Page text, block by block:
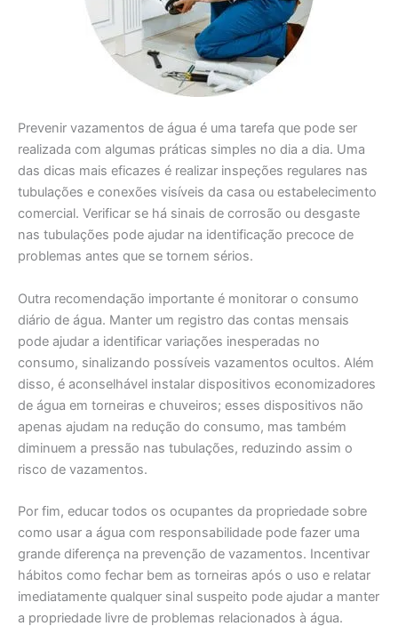
Prevenir vazamentos de água é uma tarefa que pode ser
realizada com algumas práticas simples no dia a dia. Uma
das dicas mais eficazes é realizar inspeções regulares nas
tubulações e conexões visíveis da casa ou estabelecimento
comercial. Verificar se há sinais de corrosão ou desgaste
nas tubulações pode ajudar na identificação precoce de
problemas antes que se tornem sérios.
Outra recomendação importante é monitorar o consumo
diário de água. Manter um registro das contas mensais
pode ajudar a identificar variações inesperadas no
consumo, sinalizando possíveis vazamentos ocultos. Além
disso, é aconselhável instalar dispositivos economizadores
de água em torneiras e chuveiros; esses dispositivos não
apenas ajudam na redução do consumo, mas também
diminuem a pressão nas tubulações, reduzindo assim o
risco de vazamentos.
Por fim, educar todos os ocupantes da propriedade sobre
como usar a água com responsabilidade pode fazer uma
grande diferença na prevenção de vazamentos. Incentivar
hábitos como fechar bem as torneiras após o uso e relatar
imediatamente qualquer sinal suspeito pode ajudar a manter
a propriedade livre de problemas relacionados à água.